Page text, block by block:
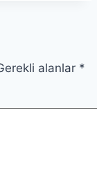
alanlar *